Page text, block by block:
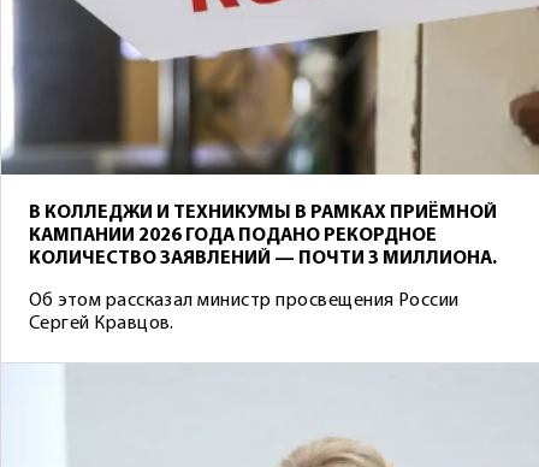
В КОЛЛЕДЖИ И ТЕХНИКУМЫ В РАМКАХ ПРИЁМНОЙ
КАМПАНИИ 2026 ГОДА ПОДАНО РЕКОРДНОЕ
КОЛИЧЕСТВО ЗАЯВЛЕНИЙ — ПОЧТИ 3 МИЛЛИОНА.
Об этом рассказал министр просвещения России
Сергей Кравцов.